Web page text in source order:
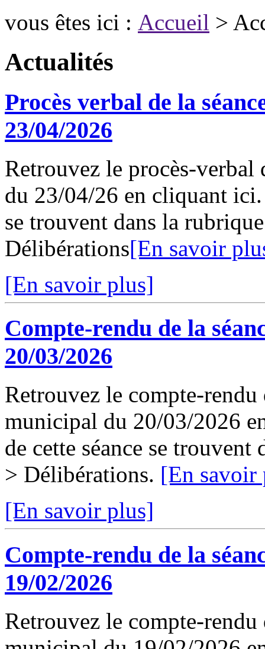
vous êtes ici : Accueil >
Actualités
Procès verbal de la
23/04/2026
Retrouvez le procès-verbal
du 23/04/26 en cliquant ici.
se trouvent dans la
Délibérations[En savoir
[En savoir plus]
Compte-rendu de la
20/03/2026
Retrouvez le compte-rendu
municipal du 20/03/2026
de cette séance se
> Délibérations. [En savoir
[En savoir plus]
Compte-rendu de la
19/02/2026
Retrouvez le compte-rendu